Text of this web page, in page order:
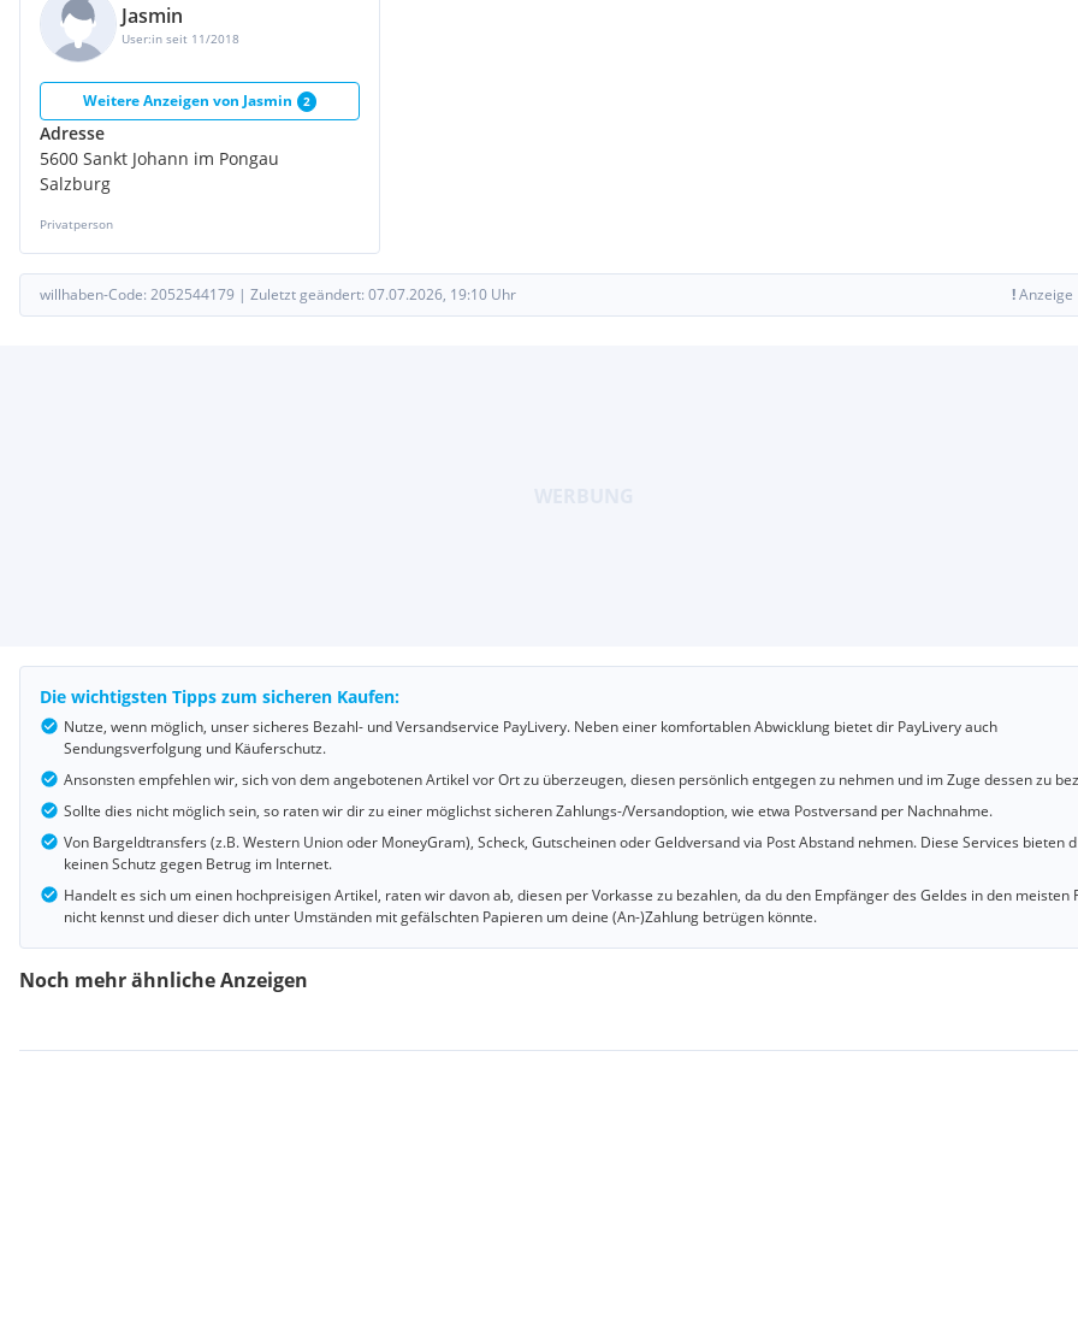
Jasmin
User:in seit 11/2018
Weitere Anzeigen von Jasmin 2
Adresse
5600 Sankt Johann im Pongau
Salzburg
Privatperson
willhaben-Code: 2052544179 | Zuletzt geändert: 07.07.2026, 19:10 Uhr !Anzeige
Die wichtigsten Tipps zum sicheren Kaufen:
Nutze, wenn möglich, unser sicheres Bezahl- und Versandservice PayLivery. Neben einer komfortablen Abwicklung bietet dir PayLivery auch
Sendungsverfolgung und Käuferschutz.
Ansonsten empfehlen wir, sich von dem angebotenen Artikel vor Ort zu überzeugen, diesen persönlich entgegen zu nehmen und im Zuge dessen zu
Sollte dies nicht möglich sein, so raten wir dir zu einer möglichst sicheren Zahlungs-/Versandoption, wie etwa Postversand per Nachnahme.
Von Bargeldtransfers (z.B. Western Union oder MoneyGram), Scheck, Gutscheinen oder Geldversand via Post Abstand nehmen. Diese Services bieten
keinen Schutz gegen Betrug im Internet.
Handelt es sich um einen hochpreisigen Artikel, raten wir davon ab, diesen per Vorkasse zu bezahlen, da du den Empfänger des Geldes in den meisten
nicht kennst und dieser dich unter Umständen mit gefälschten Papieren um deine (An-)Zahlung betrügen könnte.
Noch mehr ähnliche Anzeigen